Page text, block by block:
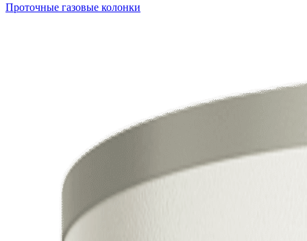
Проточные газовые колонки